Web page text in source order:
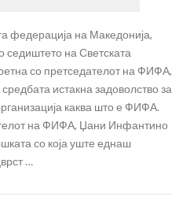
федерација на Македонија,
на Светската
со претседателот на ФИФА,
истакна задоволство за
каква што е ФИФА.
на ФИФА, Џани Инфантино
со која уште еднаш
…